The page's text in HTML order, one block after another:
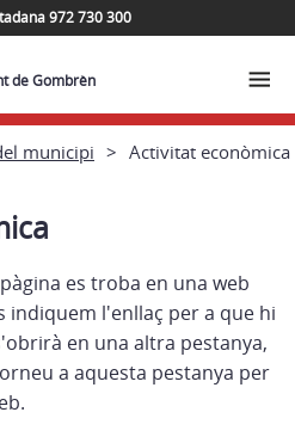
972 730 300
de Gombrèn
municipi Activitat econòmica
es troba en una web
indiquem l'enllaç per a que hi
en una altra pestanya,
a aquesta pestanya per